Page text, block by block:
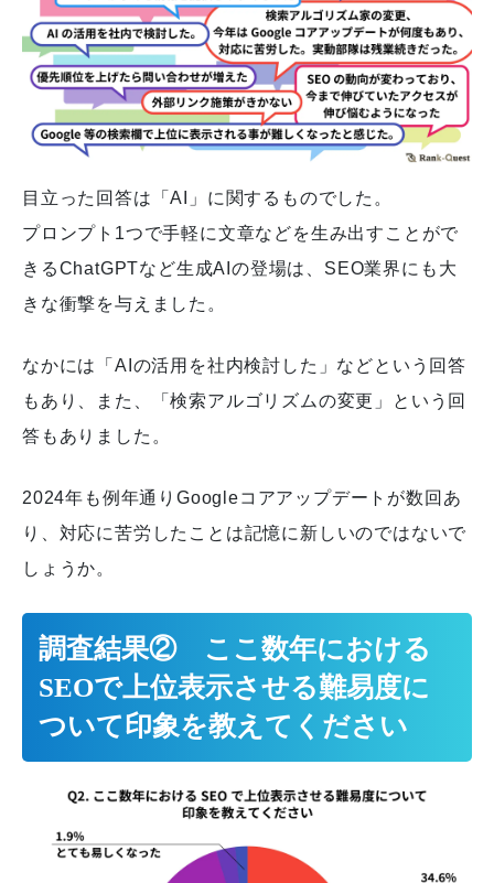
目立った回答は「AI」に関するものでした。
プロンプト1つで手軽に文章などを生み出すことがで
きるChatGPTなど生成AIの登場は、SEO業界にも大
きな衝撃を与えました。
なかには「AIの活用を社内検討した」などという回答
もあり、また、「検索アルゴリズムの変更」という回
答もありました。
2024年も例年通りGoogleコアアップデートが数回あ
り、対応に苦労したことは記憶に新しいのではないで
しょうか。
調査結果② ここ数年における
SEOで上位表示させる難易度に
ついて印象を教えてください